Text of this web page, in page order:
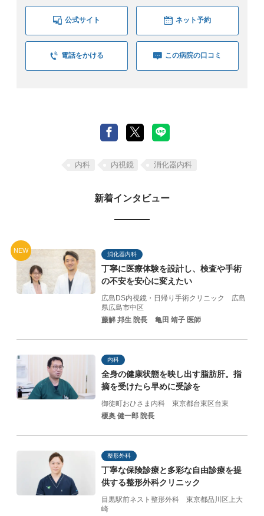
公式サイト ネット予約
電話をかける この病院の口コミ
内科 内視鏡 消化器内科
新着インタビュー
NEW
消化器内科
丁寧に医療体験を設計し、 検査や手術
の不安を安心に変えたい
広島DS内視鏡・日帰り手術クリニック 広島
県広島市中区
藤解 邦生 院長
亀田 靖子 医師
内科
全身の健康状態を映し出す脂肪肝。指
摘を受けたら早めに受診を
御徒町おひさま内科 東京都台東区台東
榎奥 健一郎 院長
整形外科
丁寧な保険診療と多彩な自由診療を提
供する整形外科クリニック
目黒駅前ネスト整形外科 東京都品川区上大
崎